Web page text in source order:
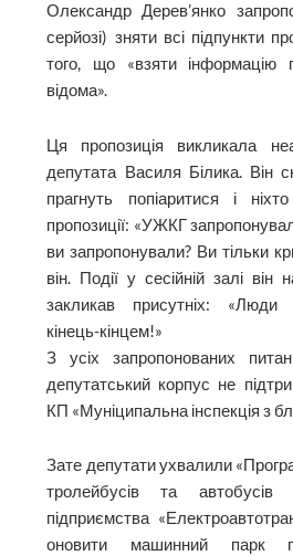
Олександр Дерев’янко
серйозі) зняти всі підпункти
того, що «взяти
відома».
Ця пропозиція викликала
депутата Василя Білика. Він
прагнуть попіаритися і
пропозиції: «УЖКГ
ви запропонували? Ви тільки
він. Події у сесійній залі він
закликав присутніх: «Люди
кінець-кінцем!»
З усіх запропонованих
депутатський корпус не
КП «Муніципальна інспекція з
Зате депутати ухвалили
тролейбусів та автобусів
підприємства
оновити машинний парк